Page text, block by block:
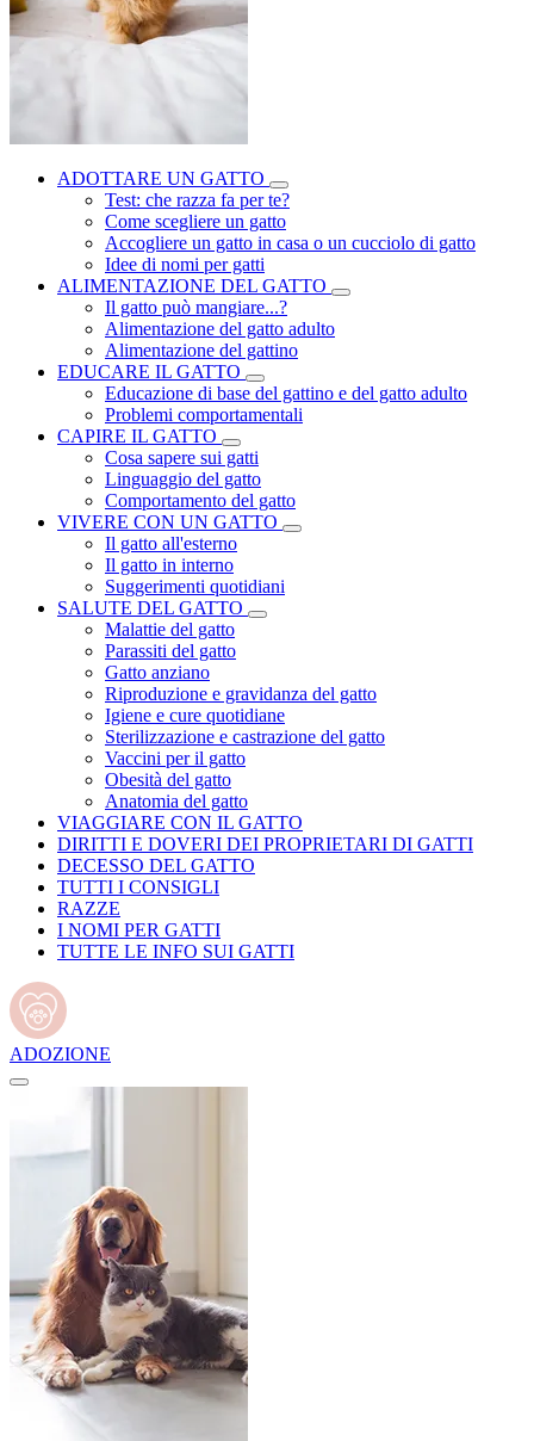
ADOTTARE UN GATTO
Test: che razza fa per te?
Come scegliere un gatto
Accogliere un gatto in casa o un cucciolo di gatto
Idee di nomi per gatti
ALIMENTAZIONE DEL GATTO
Il gatto può mangiare...?
Alimentazione del gatto adulto
Alimentazione del gattino
EDUCARE IL GATTO
Educazione di base del gattino e del gatto adulto
Problemi comportamentali
CAPIRE IL GATTO
Cosa sapere sui gatti
Linguaggio del gatto
Comportamento del gatto
VIVERE CON UN GATTO
Il gatto all'esterno
Il gatto in interno
Suggerimenti quotidiani
SALUTE DEL GATTO
Malattie del gatto
Parassiti del gatto
Gatto anziano
Riproduzione e gravidanza del gatto
Igiene e cure quotidiane
Sterilizzazione e castrazione del gatto
Vaccini per il gatto
Obesità del gatto
Anatomia del gatto
VIAGGIARE CON IL GATTO
DIRITTI E DOVERI DEI PROPRIETARI DI GATTI
DECESSO DEL GATTO
TUTTI I CONSIGLI
RAZZE
I NOMI PER GATTI
TUTTE LE INFO SUI GATTI
ADOZIONE